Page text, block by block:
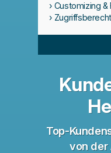
Customizing &
Top-
von der